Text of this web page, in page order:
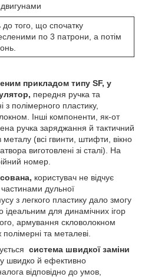
двигунами
того, що спочатку
по 3 патрони, а потім
прикладом типу SF, у
передня ручка та
з полімерного пластику,
Інші компоненти, як-от
ручка заряджання й тактичний
металу (всі гвинти, штифти, вікно
виготовлені зі сталі). На
номер.
користувач не відчує
дульної
з легкого пластику дало змогу
ідеальним для динамічних ігор
армування скловолокном
полімерні та металеві.
система швидкої заміни
швидко й ефективно
відповідно до умов,